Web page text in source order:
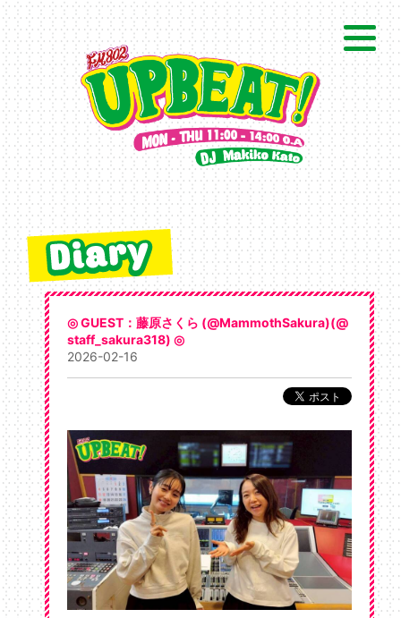
◎ GUEST：藤原さくら (@MammothSakura)(@
staff_sakura318) ◎
2026-02-16